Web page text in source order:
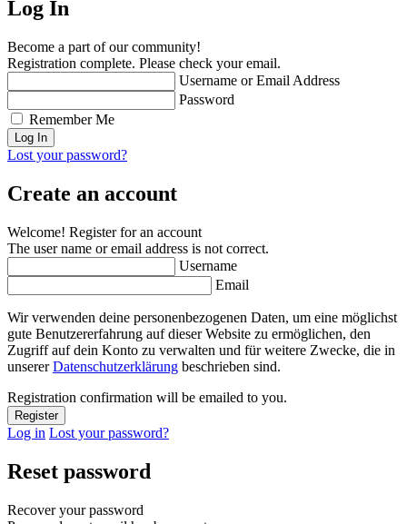
Log In
Become a part of our community!
Registration complete. Please check your email.
Username or Email Address
Password
Remember Me
Lost your password?
Create an account
Welcome! Register for an account
The user name or email address is not correct.
Username
Email
Wir verwenden deine personenbezogenen Daten, um eine möglichst
gute Benutzererfahrung auf dieser Website zu ermöglichen, den
Zugriff auf dein Konto zu verwalten und für weitere Zwecke, die in
unsererDatenschutzerklärung beschrieben sind.
Registration confirmation will be emailed to you.
Log in Lost your password?
Reset password
Recover your password